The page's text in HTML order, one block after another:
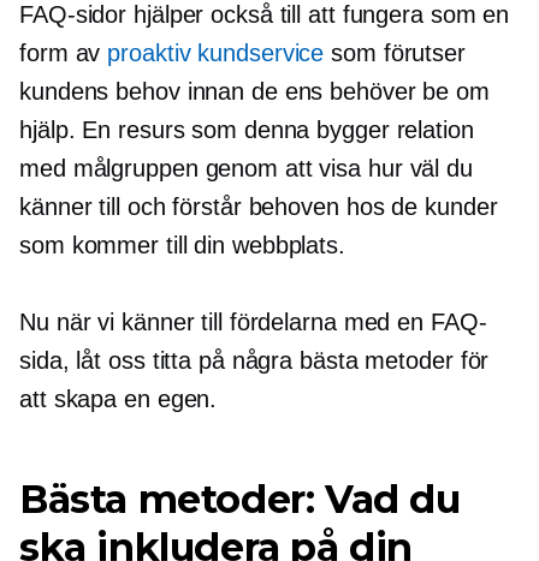
FAQ-sidor hjälper också till att fungera som en
form av proaktiv kundservice som förutser
kundens behov innan de ens behöver be om
hjälp. En resurs som denna bygger relation
med målgruppen genom att visa hur väl du
känner till och förstår behoven hos de kunder
som kommer till din webbplats.
Nu när vi känner till fördelarna med en FAQ-
sida, låt oss titta på några bästa metoder för
att skapa en egen.
Bästa metoder: Vad du
ska inkludera på din